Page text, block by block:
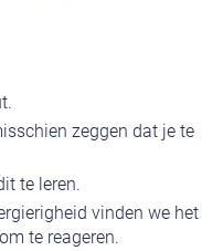
zeggen dat je te
te leren.
vinden we het
te reageren.